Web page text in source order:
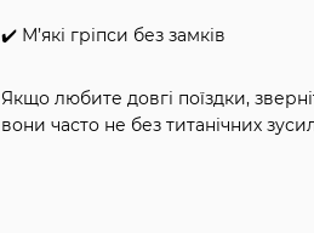
✔️ М’які гріпси без замків
Якщо любите довгі поїздки,
вони часто не без титанічних